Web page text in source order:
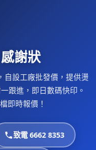
謝狀
自設工廠批發價，提供燙
跟進，即日數碼快印。
即時報價！
致電 6662 8353